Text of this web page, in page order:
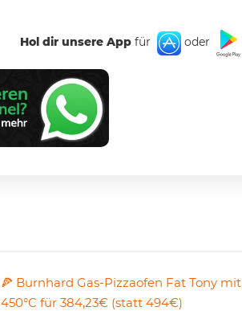
Hol dir unsere App für oder
🍕 Burnhard Gas-Pizzaofen Fat Tony mit
450°C für 384,23€ (statt 494€)